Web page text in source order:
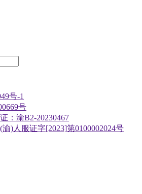
号-1
号
：渝B2-20230467
)人服证字[2023]第0100002024号